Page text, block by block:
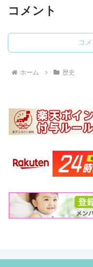
コメント
コ
ホーム 歴史